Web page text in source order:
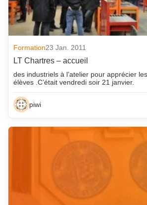
Formation23 Jan. 2011
LT Chartres – accueil
des industriels à l’atelier pour apprécier
élèves .C’était vendredi soir 21 janvier.
piwi